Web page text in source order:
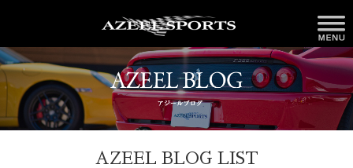
AZEEL BLOG LIST